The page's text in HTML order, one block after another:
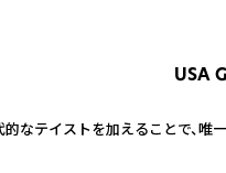
USA
なテイストを加えることで、唯